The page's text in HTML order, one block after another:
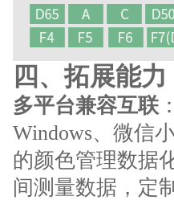
四、拓展能
多平台兼容互联
Windows、微信
的颜色管理数据
间测量数据，定